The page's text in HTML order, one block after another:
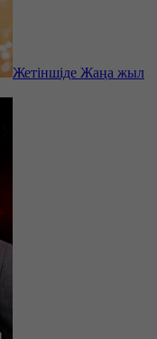
Жетіншіде Жаңа жыл